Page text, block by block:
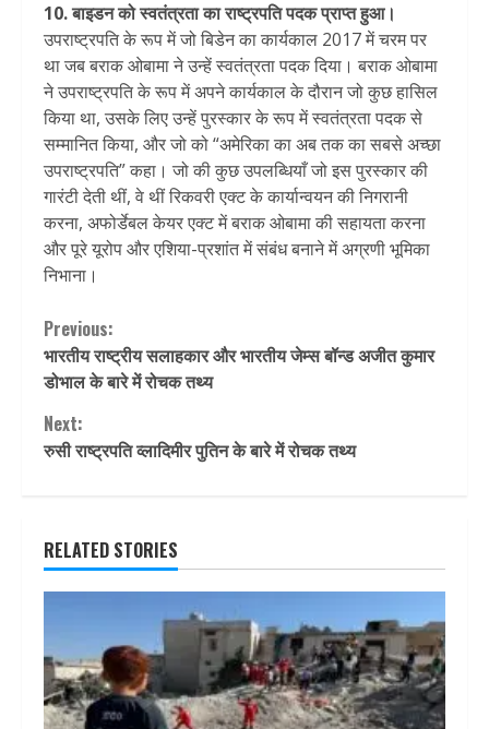
10. बाइडन को स्वतंत्रता का राष्ट्रपति पदक प्राप्त हुआ।
उपराष्ट्रपति के रूप में जो बिडेन का कार्यकाल 2017 में चरम पर
था जब बराक ओबामा ने उन्हें स्वतंत्रता पदक दिया। बराक ओबामा
ने उपराष्ट्रपति के रूप में अपने कार्यकाल के दौरान जो कुछ हासिल
किया था, उसके लिए उन्हें पुरस्कार के रूप में स्वतंत्रता पदक से
सम्मानित किया, और जो को “अमेरिका का अब तक का सबसे अच्छा
उपराष्ट्रपति” कहा। जो की कुछ उपलब्धियाँ जो इस पुरस्कार की
गारंटी देती थीं, वे थीं रिकवरी एक्ट के कार्यान्वयन की निगरानी
करना, अफोर्डेबल केयर एक्ट में बराक ओबामा की सहायता करना
और पूरे यूरोप और एशिया-प्रशांत में संबंध बनाने में अग्रणी भूमिका
निभाना।
Continue
Reading
Previous:
भारतीय राष्ट्रीय सलाहकार और भारतीय जेम्स बॉन्ड अजीत कुमार
डोभाल के बारे में रोचक तथ्य
Next:
रुसी राष्ट्रपति व्लादिमीर पुतिन के बारे में रोचक तथ्य
RELATED STORIES